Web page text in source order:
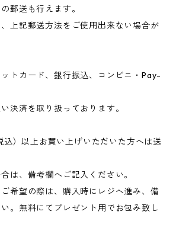
郵送も行えます。
上記郵送方法をご使用出来ない場合が
トカード、銀行振込、コンビニ・Pay-
決済を取り扱っております。
）以上お買い上げいただいた方へは送
は、備考欄へご記入ください。
希望の際は、購入時にレジへ進み、備
。無料にてプレゼント用でお包み致し